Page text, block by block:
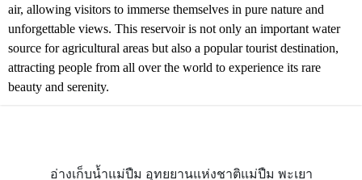
air, allowing visitors to immerse themselves in pure nature and
unforgettable views. This reservoir is not only an important water
source for agricultural areas but also a popular tourist destination,
attracting people from all over the world to experience its rare
beauty and serenity.
อ่างเก็บน้ำแม่ปืม อุทยยานแห่งชาติแม่ปืม พะเยา